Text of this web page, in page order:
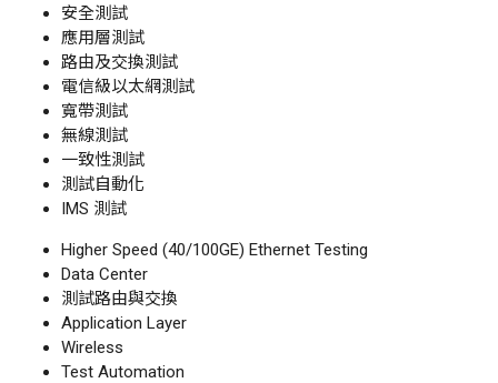
安全測試
應用層測試
路由及交換測試
電信級以太網測試
寬帶測試
無線測試
一致性測試
測試自動化
IMS 測試
Higher Speed (40/100GE) Ethernet Testing
Data Center
測試路由與交換
Application Layer
Wireless
Test Automation